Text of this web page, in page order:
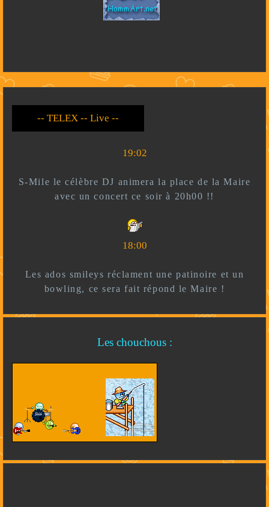
-- Live --- TELEX --
-- *)^^(* --
19:02
S-Mile le célèbre DJ animera la place de la Maire
avec un concert ce soir à 20h00 !!
18:00
Les ados smileys réclament une patinoire et un
bowling, ce sera fait répond le Maire !
Les chouchous :